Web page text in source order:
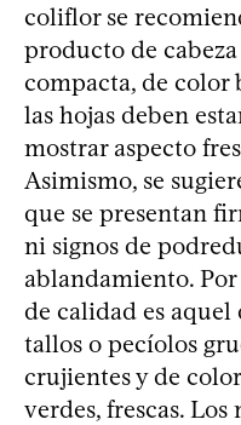
coliflor se
producto de
compacta, de color
las hojas deben
mostrar aspecto
Asimismo, se
que se presentan
ni signos de
ablandamiento.
de calidad es
tallos o pecíolos
crujientes y de
verdes, frescas.